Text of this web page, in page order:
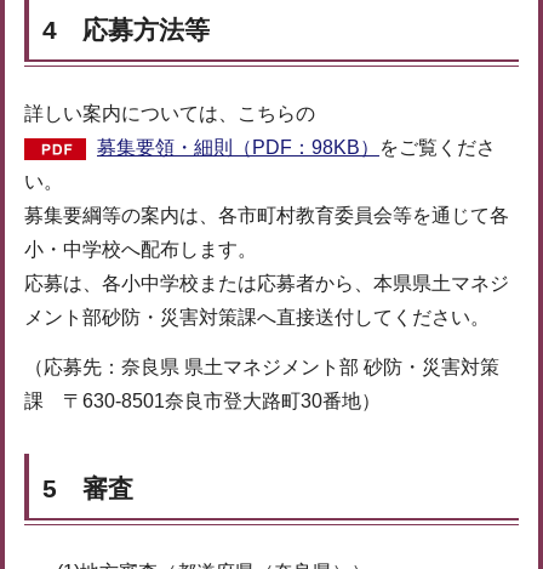
4 応募方法等
詳しい案内については、こちらの
募集要領・細則（PDF：98KB）
をご覧くださ
い。
募集要綱等の案内は、各市町村教育委員会等を通じて各
小・中学校へ配布します。
応募は、各小中学校または応募者から、本県県土マネジ
メント部砂防・災害対策課へ直接送付してください。
（応募先：奈良県 県土マネジメント部 砂防・災害対策
課 〒630-8501奈良市登大路町30番地）
5 審査